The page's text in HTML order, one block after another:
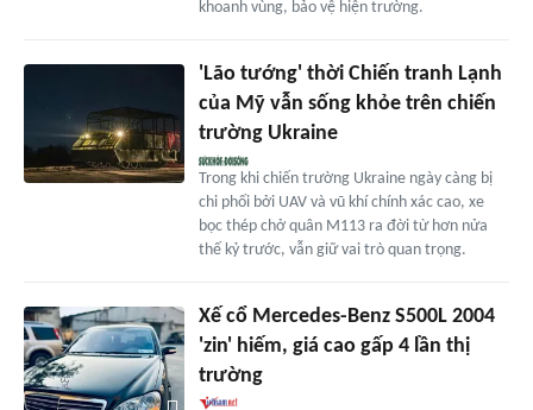
khoanh vùng, bảo vệ hiện trường.
'Lão tướng' thời Chiến tranh Lạnh
của Mỹ vẫn sống khỏe trên chiến
trường Ukraine
Trong khi chiến trường Ukraine ngày càng bị
chi phối bởi UAV và vũ khí chính xác cao, xe
bọc thép chở quân M113 ra đời từ hơn nửa
thế kỷ trước, vẫn giữ vai trò quan trọng.
Xế cổ Mercedes-Benz S500L 2004
'zin' hiếm, giá cao gấp 4 lần thị
trường